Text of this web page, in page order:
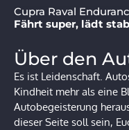
Cupra Raval
Fährt super, lädt
Über den
Es ist Leidenschaft.
Kindheit mehr als eine
Autobegeisterung
dieser Seite soll sein,